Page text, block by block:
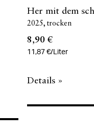
Her mit dem
2025 trocken
8,90 €
11,87 €/Liter
Details »